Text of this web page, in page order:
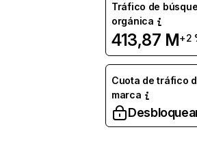
Tráfico de
orgánica
413,87 M+2
Cuota de tráfico
marca